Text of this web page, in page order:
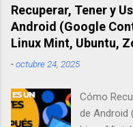
solución,
"ultra-
forma de
mi
Min
Recuperar, Tener y
Android (Google
Linux Mint, Ubuntu,
-octubre 24, 2025
Cómo
de Android